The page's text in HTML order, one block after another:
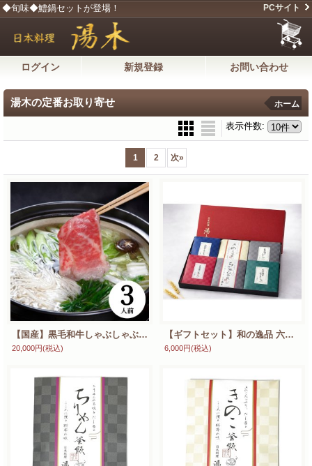
◆旬味◆鱧鍋セットが登場！ PCサイト
ログイン 新規登録 お問い合わせ
湯木の定番お取り寄せ ホーム
表示件数:
1 2 次»
【国産】黒毛和牛しゃぶしゃぶ鍋セット（3人前） A5ランク和牛ロース使用 特製ゴマダレ・ちり酢付き 新鮮野菜セット 贈答用風呂敷包み
20,000円(税込)
【ギフトセット】和の逸品 六種詰合せ 風呂敷包 贈答用に最適
6,000円(税込)